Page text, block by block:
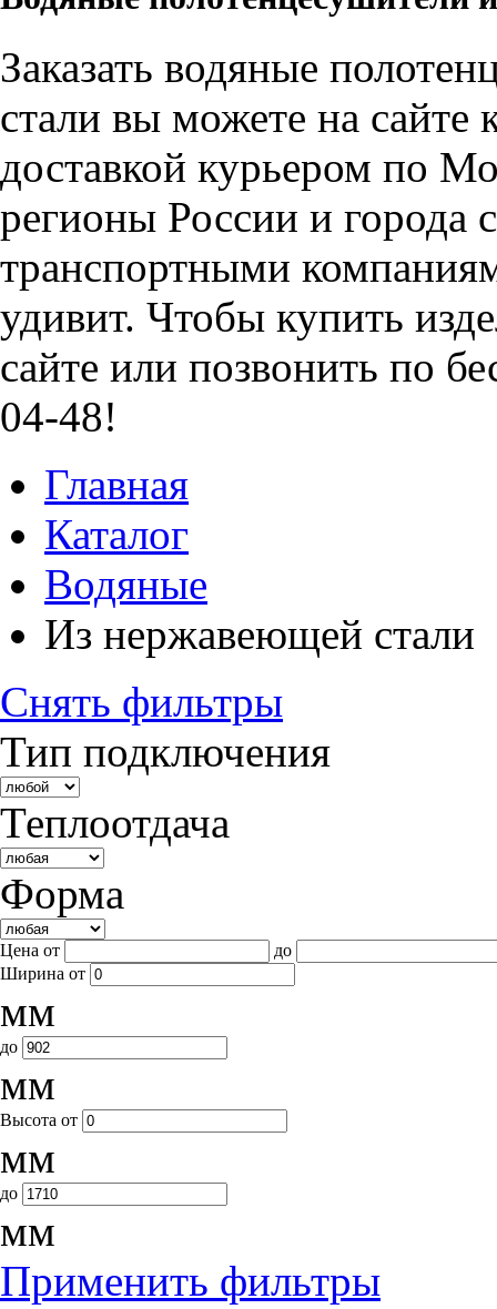
Заказать водяные
стали вы можете на сайте
доставкой курьером по
регионы России и города
транспортными
удивит. Чтобы купить
сайте или позвонить по
04-48!
Главная
Каталог
Водяные
Из нержавеющей стали
Снять фильтры
Тип подключения
Теплоотдача
Форма
Цена от
до
Ширина от
мм
до
мм
Высота от
мм
до
мм
Применить фильтры